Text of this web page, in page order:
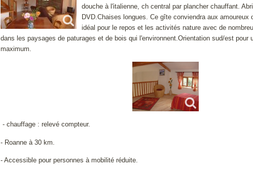
douche à l'italienne, ch central par plancher chauffant.
DVD.Chaises longues. Ce gîte conviendra aux amoureux
idéal pour le repos et les activités nature avec de
dans les paysages de paturages et de bois qui l'environnent.Orientation sud/est pour
maximum.
- chauffage : relevé compteur.
- Roanne à 30 km.
- Accessible pour personnes à mobilité réduite.